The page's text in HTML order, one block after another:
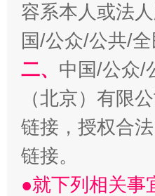
习近平的博鳌关键
容系本人或法
国/公众/公共/
二、 中国/公众/
（北京）有限
链接，授权合
链接。
●就下列相关